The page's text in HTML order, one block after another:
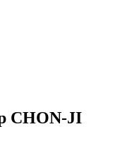
CHON-JI